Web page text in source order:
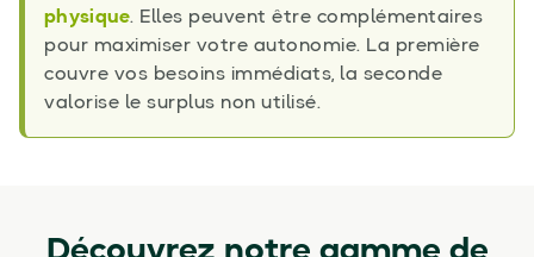
physique. Elles peuvent être complémentaires
pour maximiser votre autonomie. La première
couvre vos besoins immédiats, la seconde
valorise le surplus non utilisé.